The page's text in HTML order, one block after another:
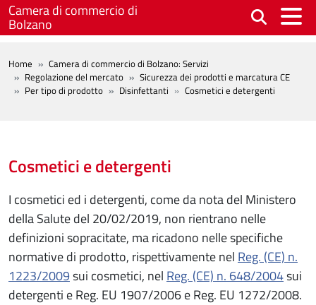
Salta al contenuto principale
Camera di commercio di
Bolzano
BREADCRUMB
Home
Camera di commercio di Bolzano: Servizi
Regolazione del mercato
Sicurezza dei prodotti e marcatura CE
Per tipo di prodotto
Disinfettanti Cosmetici e detergenti
Cosmetici e detergenti
I cosmetici ed i detergenti, come da nota del Ministero
della Salute del 20/02/2019, non rientrano nelle
definizioni sopracitate, ma ricadono nelle specifiche
normative di prodotto, rispettivamente nel Reg. (CE) n.
1223/2009sui cosmetici, nel Reg. (CE) n. 648/2004sui
detergenti e Reg. EU 1907/2006 e Reg. EU 1272/2008.